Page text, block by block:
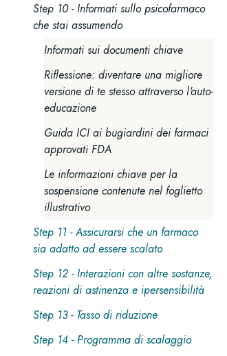
Step 10 - Informati sullo psicofarmaco
che stai assumendo
Informati sui documenti chiave
Riflessione: diventare una migliore
versione di te stesso attraverso l'auto-
educazione
Guida ICI ai bugiardini dei farmaci
approvati FDA
Le informazioni chiave per la
sospensione contenute nel foglietto
illustrativo
Step 11 - Assicurarsi che un farmaco
sia adatto ad essere scalato
Step 12 - Interazioni con altre sostanze,
reazioni di astinenza e ipersensibilità
Step 13 - Tasso di riduzione
Step 14 - Programma di scalaggio